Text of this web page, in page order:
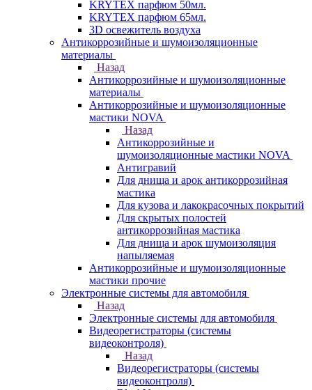
KRYTEX парфюм 50мл.
KRYTEX парфюм 65мл.
3D освежитель воздуха
Антикоррозийные и шумоизоляционные
материалы
Назад
Антикоррозийные и шумоизоляционные
материалы
Антикоррозийные и шумоизоляционные
мастики NOVA
Назад
Антикоррозийные и
шумоизоляционные мастики NOVA
Антигравий
Для днища и арок антикоррозийная
мастика
Для кузова и лакокрасочных покрытий
Для скрытых полостей
антикоррозийная мастика
Для днища и арок шумоизоляция
напыляемая
Антикоррозийные и шумоизоляционные
мастики прочие
Электронные системы для автомобиля
Назад
Электронные системы для автомобиля
Видеорегистраторы (системы
видеоконтроля)
Назад
Видеорегистраторы (системы
видеоконтроля)